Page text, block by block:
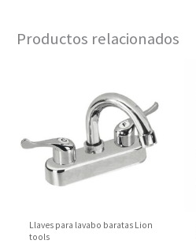
Productos relacionados
Llaves para lavabo baratas Lion
tools